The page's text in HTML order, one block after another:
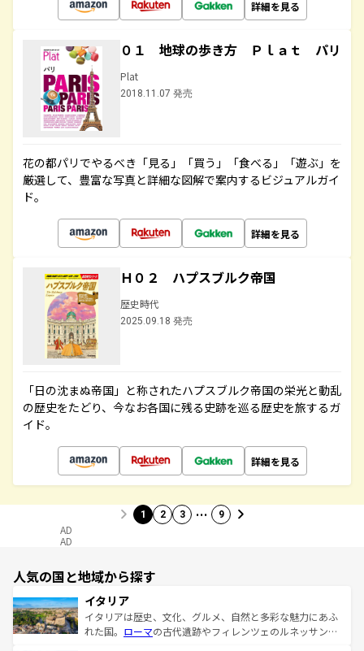
詳細を見る
０１ 地球の歩き方 Ｐｌａｔ パリ
Plat
2018.11.07 発売
花の都パリでやるべき「見る」「買う」「食べる」「遊ぶ」を
厳選して、豊富な写真と詳細な図解で案内するビジュアルガイ
ド。
詳細を見る
Ｈ０２ ハプスブルク帝国
歴史時代
2025.09.18 発売
「日の沈まぬ帝国」と称されたハプスブルク帝国の栄光と動乱
の歴史をたどり、今なお各国に残る史跡を巡る歴史を旅するガ
イド。
詳細を見る
1 2 3 … 9
AD
AD
人気の国と地域から探す
イタリア
イタリアは歴史、文化、グルメ、自然と多彩な魅力にあふ
れた国。 ローマの古代遺跡やフィレンツェのルネッサンス